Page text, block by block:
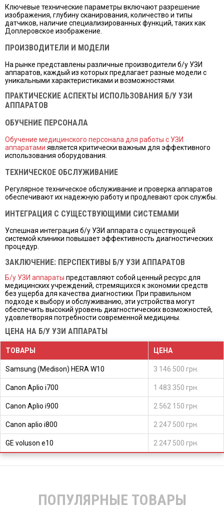
Ключевые технические параметры включают разрешение
изображения, глубину сканирования, количество и типы
датчиков, наличие специализированных функций, таких как
Доплеровское изображение.
ПРОИЗВОДИТЕЛИ И МОДЕЛИ
На рынке представлены различные производители б/у УЗИ
аппаратов, каждый из которых предлагает разные модели с
уникальными характеристиками и возможностями.
ПРАКТИЧЕСКИЕ АСПЕКТЫ ИСПОЛЬЗОВАНИЯ Б/У УЗИ
АППАРАТОВ
ОБУЧЕНИЕ ПЕРСОНАЛА
Обучение медицинского персонала для работы с УЗИ
аппаратами является критически важным для эффективного
использования оборудования.
ТЕХНИЧЕСКОЕ ОБСЛУЖИВАНИЕ
Регулярное техническое обслуживание и проверка аппаратов
обеспечивают их надежную работу и продлевают срок службы.
ИНТЕГРАЦИЯ С СУЩЕСТВУЮЩИМИ СИСТЕМАМИ
Успешная интеграция б/у УЗИ аппарата с существующей
системой клиники повышает эффективность диагностических
процедур.
ЗАКЛЮЧЕНИЕ: ПЕРСПЕКТИВЫ Б/У УЗИ АППАРАТОВ
Б/у УЗИ аппараты представляют собой ценный ресурс для
медицинских учреждений, стремящихся к экономии средств
без ущерба для качества диагностики. При правильном
подходе к выбору и обслуживанию, эти устройства могут
обеспечить высокий уровень диагностических возможностей,
удовлетворяя потребности современной медицины.
ЦЕНА НА Б/У УЗИ АППАРАТЫ
ТОВАРЫ ЦЕНА
Samsung (Medison) HERA W10 3 146 500 грн.
Canon Aplio i700 1 483 350 грн.
Canon Aplio i900 2 562 150 грн.
Canon aplio i800 2 247 500 грн.
GE voluson e10 2 247 500 грн.
ПОПУЛЯРНЫЕ ТОВАРЫ